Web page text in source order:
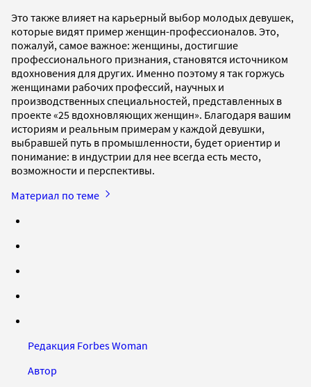
Это также влияет на карьерный выбор молодых девушек,
которые видят пример женщин-профессионалов. Это,
пожалуй, самое важное: женщины, достигшие
профессионального признания, становятся источником
вдохновения для других. Именно поэтому я так горжусь
женщинами рабочих профессий, научных и
производственных специальностей, представленных в
проекте «25 вдохновляющих женщин». Благодаря вашим
историям и реальным примерам у каждой девушки,
выбравшей путь в промышленности, будет ориентир и
понимание: в индустрии для нее всегда есть место,
возможности и перспективы.
Материал по теме
Редакция Forbes Woman
Автор